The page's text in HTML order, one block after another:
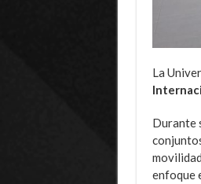
La
Durante
enfoque